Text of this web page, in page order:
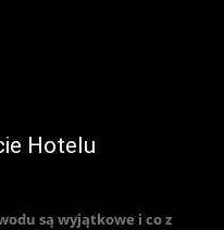
Hotelu
są wyjątkowe i co z